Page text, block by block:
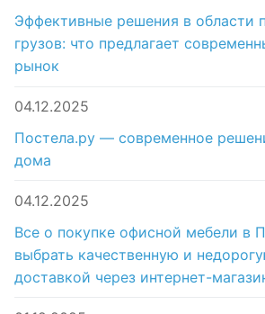
Эффективные решения в области
грузов: что предлагает
рынок
04.12.2025
Постела.ру — современное
дома
04.12.2025
Все о покупке офисной мебели в
выбрать качественную и
доставкой через интернет-